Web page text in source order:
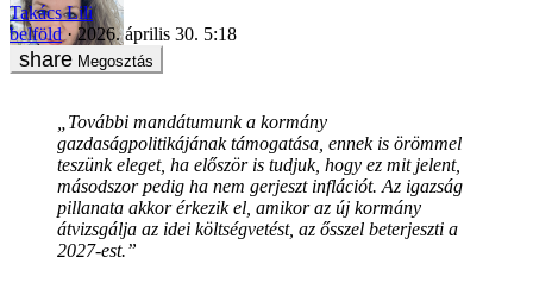
Takács Lili
belföld
2026. április 30. 5:18
Megosztás
„További mandátumunk a kormány
gazdaságpolitikájának támogatása, ennek is örömmel
teszünk eleget, ha először is tudjuk, hogy ez mit jelent,
másodszor pedig ha nem gerjeszt inflációt. Az igazság
pillanata akkor érkezik el, amikor az új kormány
átvizsgálja az idei költségvetést, az ősszel beterjeszti a
2027-est.”